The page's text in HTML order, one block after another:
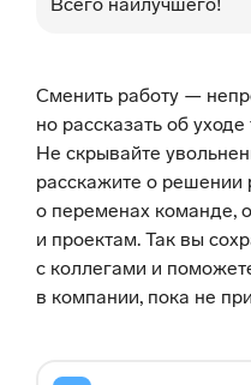
Сменить работу —
но рассказать об
Не скрывайте
расскажите о решении
о переменах команде,
и проектам. Так вы
с коллегами и
в компании, пока не